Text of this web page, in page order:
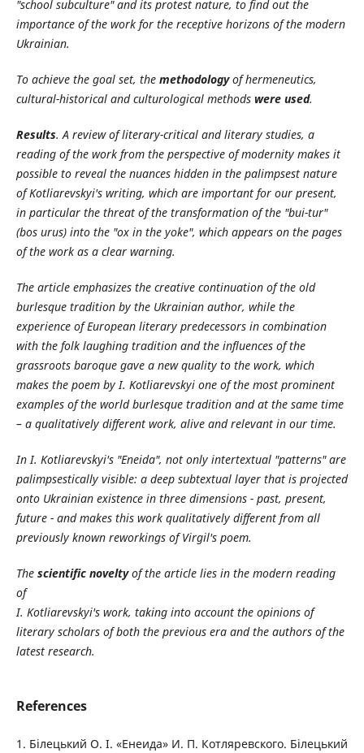
"school subculture" and its protest nature, to find out the
importance of the work for the receptive horizons of the modern
Ukrainian.
To achieve the goal set, the methodologyof hermeneutics,
cultural-historical and culturological methods were used.
Results. A review of literary-critical and literary studies, a
reading of the work from the perspective of modernity makes it
possible to reveal the nuances hidden in the palimpsest nature
of Kotliarevskyi's writing, which are important for our present,
in particular the threat of the transformation of the "bui-tur"
(bos urus) into the "ox in the yoke", which appears on the pages
of the work as a clear warning.
The article emphasizes the creative continuation of the old
burlesque tradition by the Ukrainian author, while the
experience of European literary predecessors in combination
with the folk laughing tradition and the influences of the
grassroots baroque gave a new quality to the work, which
makes the poem by I. Kotliarevskyi one of the most prominent
examples of the world burlesque tradition and at the same time
– a qualitatively different work, alive and relevant in our time.
In I. Kotliarevskyi's "Eneida", not only intertextual "patterns" are
palimpsestically visible: a deep subtextual layer that is projected
onto Ukrainian existence in three dimensions - past, present,
future - and makes this work qualitatively different from all
previously known reworkings of Virgil's poem.
The scientific noveltyof the article lies in the modern reading
of
I. Kotliarevskyi's work, taking into account the opinions of
literary scholars of both the previous era and the authors of the
latest research.
References
1. Білецький О. І. «Енеида» И. П. Котляревского. Білецький